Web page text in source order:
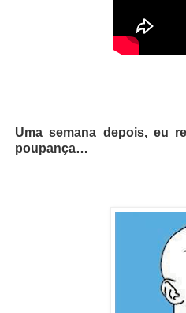
Uma semana depois, eu
poupança…